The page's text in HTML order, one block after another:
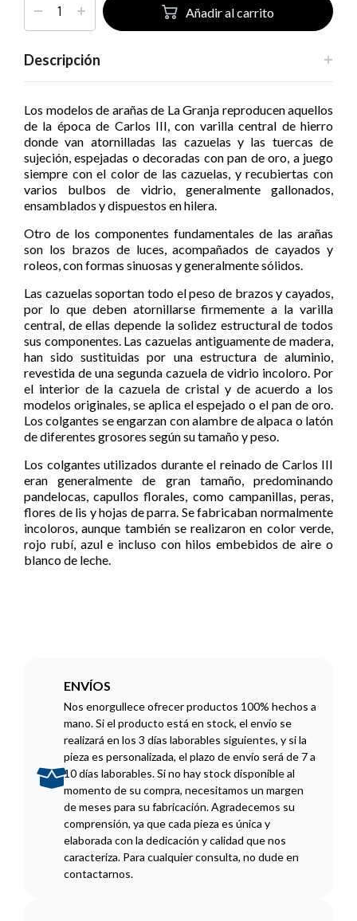
Añadir al carrito
Descripción
Los modelos de arañas de La Granja reproducen aquellos
de la época de Carlos III, con varilla central de hierro
donde van atornilladas las cazuelas y las tuercas de
sujeción, espejadas o decoradas con pan de oro, a juego
siempre con el color de las cazuelas, y recubiertas con
varios bulbos de vidrio, generalmente gallonados,
ensamblados y dispuestos en hilera.
Otro de los componentes fundamentales de las arañas
son los brazos de luces, acompañados de cayados y
roleos, con formas sinuosas y generalmente sólidos.
Las cazuelas soportan todo el peso de brazos y cayados,
por lo que deben atornillarse firmemente a la varilla
central, de ellas depende la solidez estructural de todos
sus componentes. Las cazuelas antiguamente de madera,
han sido sustituidas por una estructura de aluminio,
revestida de una segunda cazuela de vidrio incoloro. Por
el interior de la cazuela de cristal y de acuerdo a los
modelos originales, se aplica el espejado o el pan de oro.
Los colgantes se engarzan con alambre de alpaca o latón
de diferentes grosores según su tamaño y peso.
Los colgantes utilizados durante el reinado de Carlos III
eran generalmente de gran tamaño, predominando
pandelocas, capullos florales, como campanillas, peras,
flores de lis y hojas de parra. Se fabricaban normalmente
incoloros, aunque también se realizaron en color verde,
rojo rubí, azul e incluso con hilos embebidos de aire o
blanco de leche.
ENVÍOS
Nos enorgullece ofrecer productos 100% hechos a
mano. Si el producto está en stock, el envío se
realizará en los 3 días laborables siguientes, y si la
pieza es personalizada, el plazo de envío será de 7 a
10 días laborables. Si no hay stock disponible al
momento de su compra, necesitamos un margen
de meses para su fabricación. Agradecemos su
comprensión, ya que cada pieza es única y
elaborada con la dedicación y calidad que nos
caracteriza. Para cualquier consulta, no dude en
contactarnos.